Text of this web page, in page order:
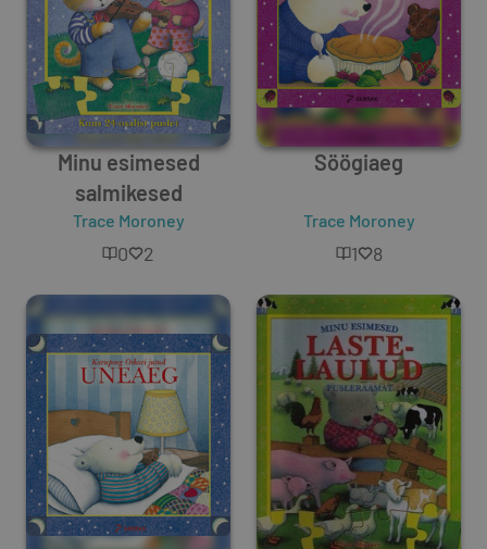
Minu esimesed
salmikesed
Trace Moroney
0 2
Söögiaeg
Trace Moroney
1 8